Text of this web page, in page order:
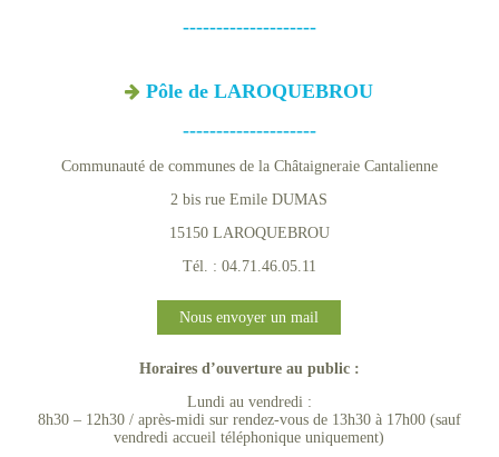
--------------------
Pôle de LAROQUEBROU
--------------------
Communauté de communes de la Châtaigneraie Cantalienne
2 bis rue Emile DUMAS
15150 LAROQUEBROU
Tél. : 04.71.46.05.11
Nous envoyer un mail
Horaires d’ouverture au public :
Lundi au vendredi :
8h30 – 12h30 / après-midi sur rendez-vous de 13h30 à 17h00 (sauf
vendredi accueil téléphonique uniquement)